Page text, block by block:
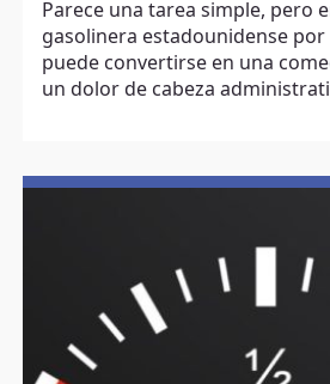
Parece una tarea simple, pero
gasolinera estadounidense por
puede convertirse en una
un dolor de cabeza